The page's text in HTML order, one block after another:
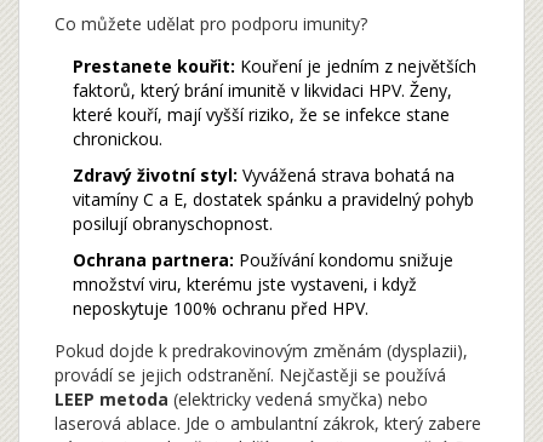
Co můžete udělat pro podporu imunity?
Prestanete kouřit: Kouření je jedním z největších
faktorů, který brání imunitě v likvidaci HPV. Ženy,
které kouří, mají vyšší riziko, že se infekce stane
chronickou.
Zdravý životní styl: Vyvážená strava bohatá na
vitamíny C a E, dostatek spánku a pravidelný pohyb
posilují obranyschopnost.
Ochrana partnera: Používání kondomu snižuje
množství viru, kterému jste vystaveni, i když
neposkytuje 100% ochranu před HPV.
Pokud dojde k predrakovinovým změnám (dysplazii),
provádí se jejich odstranění. Nejčastěji se používá
LEEP metoda (elektricky vedená smyčka) nebo
laserová ablace. Jde o ambulantní zákrok, který zabere